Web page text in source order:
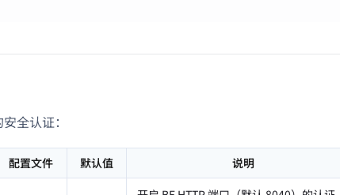
全认证：
配置文件 默认值 说明